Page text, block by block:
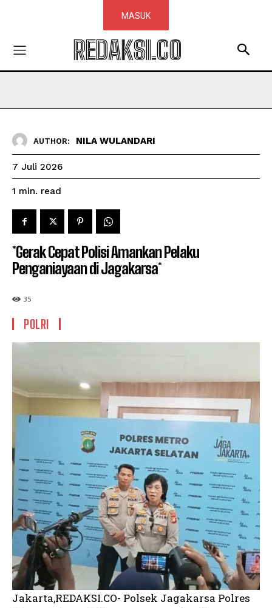
MASUK
REDAKSI.CO
AUTHOR: NILA WULANDARI
7 Juli 2026
1 min. read
*Gerak Cepat Polisi Amankan Pelaku
Penganiayaan di Jagakarsa*
35
POLRI
Jakarta,REDAKSI.CO- Polsek Jagakarsa Polres